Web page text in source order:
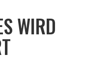
WIRD